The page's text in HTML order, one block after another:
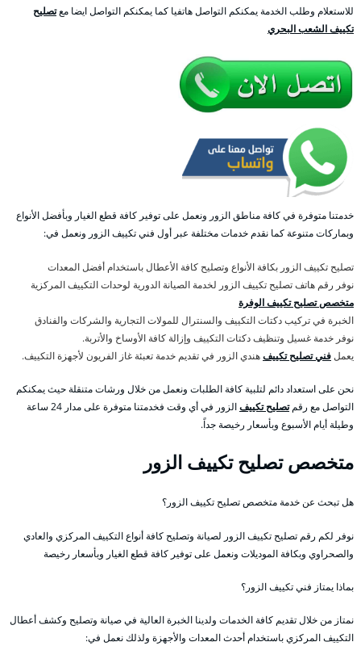
للاستعلام وطلب الخدمة يمكنكم التواصل هاتفيا كما يمكنكم التواصل ايضا معتصليح
تكييف الشعب البحري
خدمتنا متوفرة في كافة مناطق الزور ونعمل على توفير كافة قطع الغيار وبأفضل الأنواع
وبماركات متنوعة كما نقدم خدمات مختلفة عبر أول فني تكييف الزور ونعمل في:
تصليح تكييف الزور بكافة الأنواع وتصليح كافة الأعطال باستخدام أفضل المعدات
نوفر رقم هاتف تصليح تكييف الزور لخدمة الصيانة الدورية لوحدات التكييف المركزية
متخصص تصليح تكييف الوفرة
الخبرة في تركيب دكتات التكييف والسنترال للمولات التجارية والشركات والفنادق
نوفر خدمة غسيل وتنظيف دكتات التكييف وإزالة كافة الأوساخ والأتربة.
يعملفني تصليح تكييفهندي الزور في تقديم خدمة تعبئة غاز الفريون لأجهزة التكييف.
نحن على استعداد دائم لتلبية كافة الطلبات ونعمل من خلال ورشات متنقلة حيث يمكنكم
التواصل مع رقمتصليح تكييف
الزور في أي وقت فخدمتنا متوفرة على مدار 24 ساعة
وطيلة أيام الأسبوع وبأسعار رخيصة جداً.
متخصص تصليح تكييف الزور
هل تبحث عن خدمة متخصص تصليح تكييف الزور؟
نوفر لكم رقم تصليح تكييف الزور لصيانة وتصليح كافة أنواع التكييف المركزي والعادي
والصحراوي وبكافة الموديلات ونعمل على توفير كافة قطع الغيار وبأسعار رخيصة
بماذا يمتاز فني تكييف الزور؟
نمتاز من خلال تقديم كافة الخدمات ولدينا الخبرة العالية في صيانة وتصليح وكشف أعطال
التكييف المركزي باستخدام أحدث المعدات والأجهزة ولذلك نعمل في: